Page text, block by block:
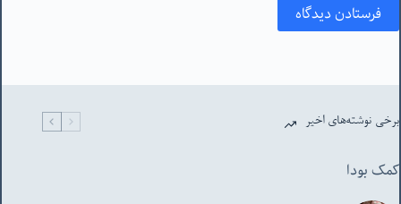
فرستادن دیدگاه
برخی نوشته‌های اخیر
کمک بودا